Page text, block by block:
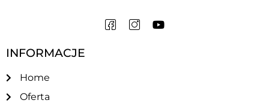
INFORMACJE
Home
Oferta